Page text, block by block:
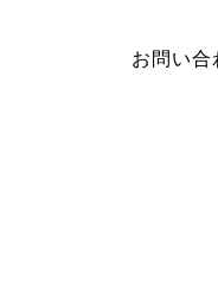
お問い合